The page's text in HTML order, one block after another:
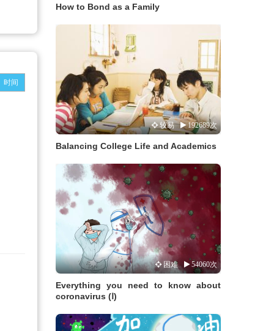
时间
How to Bond as a Family
较易 192689次
Balancing College Life and Academics
困难 54060次
Everything you need to know about
coronavirus (Ⅰ)